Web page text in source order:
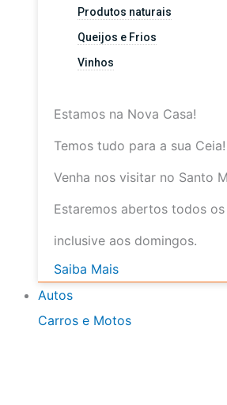
Produtos naturais
Queijos e Frios
Vinhos
Estamos na Nova Casa!
Temos tudo para a sua Ceia!
Venha nos visitar no Santo
Estaremos abertos todos os
inclusive aos domingos.
Saiba Mais
Autos
Carros e Motos